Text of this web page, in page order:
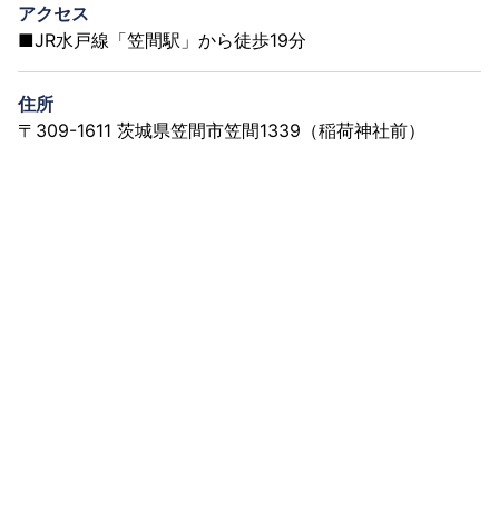
アクセス
■JR水戸線「笠間駅」から徒歩19分
住所
〒309-1611 茨城県笠間市笠間1339（稲荷神社前）